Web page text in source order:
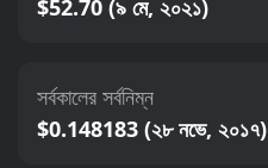
$52.70 (৯ মে, ২০২১)
সর্বকালের সর্বনিম্ন
$0.148183 (২৮ নভে, ২০১৭)